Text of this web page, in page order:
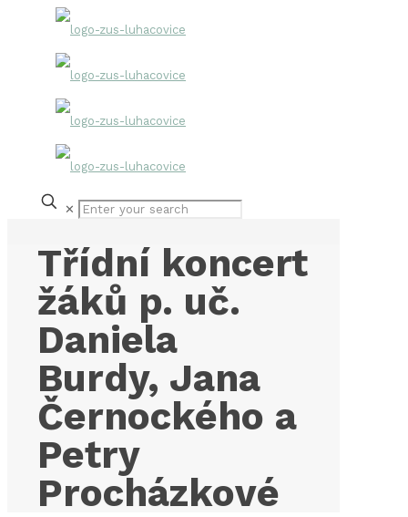
✕
Třídní koncert
žáků p. uč.
Daniela
Burdy, Jana
Černockého a
Petry
Procházkové